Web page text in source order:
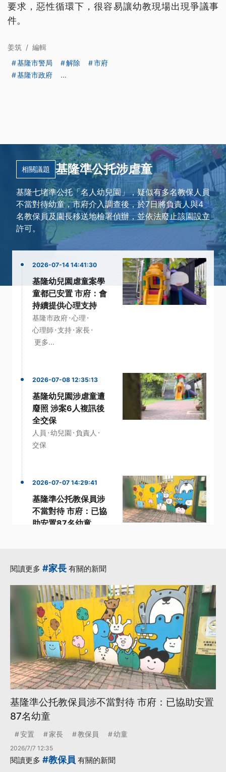
要求，惡性循環下，很容易讓幼教現場出現爭議事
件。
姜筑 / 編輯
基隆市警局
解除
市府
基隆市政府
...
相關議題 基隆準公托涉虐童
基隆七堵準公托「名人幼兒園」，疑似有多名教保人員
不當對待幼童，市府介入調查後，於7日將負責人與4
名教保員及園長移送地檢署偵辦，並依法廢止該園設立
許可。
2026-07-14 14:41:30
基隆幼兒園虐童案學
童都已安置 市府：會
持續提供心理支持
基隆市政府·心理 ·
心理師 ·支持·家長·
更多...
2026-07-08 12:35:13
基隆幼兒園涉虐童遭
廢照 涉案6人複訊後
全交保
人員 ·幼兒園 · 負責人 ·
交保
2026-07-07 14:29:41
基隆準公托教保員涉
不當對待 市府：已協
助安置87名幼童
閱讀更多 #家長 有關的新聞
基隆準公托教保員涉不當對待 市府：已協助安置
87名幼童
安置 家長 教保員 幼童
2026/7/7 12:35
閱讀更多 #教保員 有關的新聞